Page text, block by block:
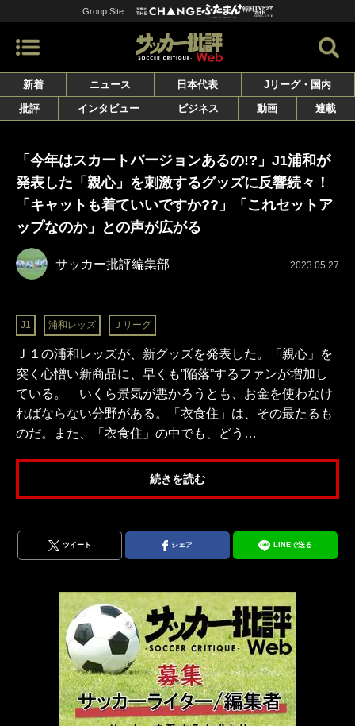
Group Site
新着 ニュース 日本代表
Jリーグ・国内
批評
インタビュー ビジネス 動画 連載
「今年はスカートバージョンあるの!?」J1浦和が
発表した「親心」を刺激するグッズに反響続々！
「キャットも着ていいですか??」「これセットア
ップなのか」との声が広がる
サッカー批評編集部 2023.05.27
J1 浦和レッズ Ｊリーグ
Ｊ１の浦和レッズが、新グッズを発表した。「親心」を
突く心憎い新商品に、早くも”陥落”するファンが増加し
ている。 いくら景気が悪かろうとも、お金を使わなけ
ればならない分野がある。「衣食住」は、その最たるも
のだ。また、「衣食住」の中でも、どう…
続きを読む
ツイート シェア LINEで送る